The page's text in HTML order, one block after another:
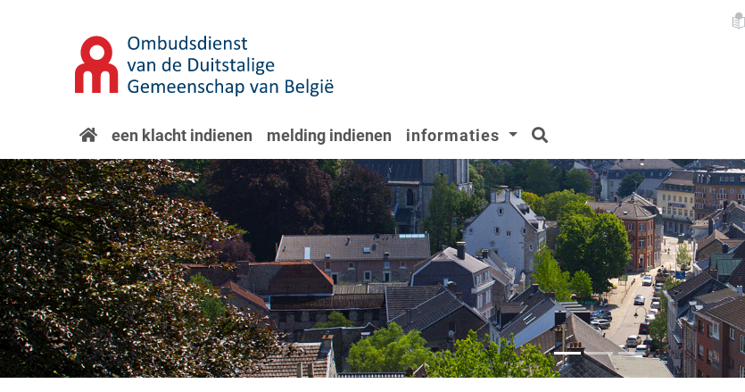
Spring naar navigatie
startpagina
een klacht indienen melding indienen informaties